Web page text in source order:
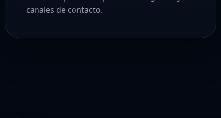
canales de contacto.